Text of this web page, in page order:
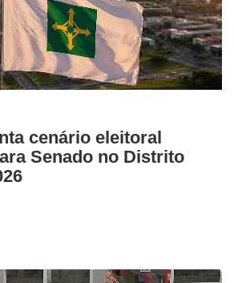
cenário eleitoral
Senado no Distrito